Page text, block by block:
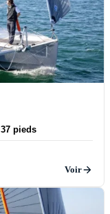
37 pieds
Voir